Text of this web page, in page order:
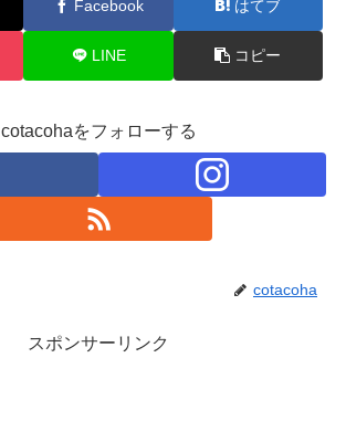
Facebook はてブ
LINE コピー
cotacohaをフォローする
cotacoha
スポンサーリンク